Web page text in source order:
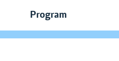
Program